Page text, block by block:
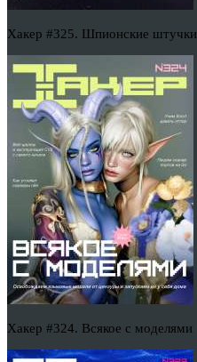
Хакер #325. Шпионские штучки
Хакер #324. Всякое с моделями